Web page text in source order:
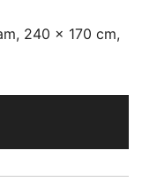
240 x 170 cm,